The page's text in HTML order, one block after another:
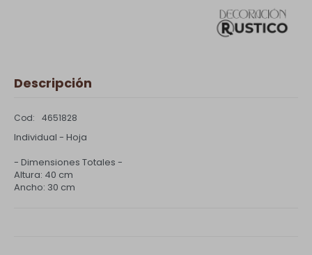
Descripción
4651828
Individual - Hoja
- Dimensiones Totales -
Altura: 40 cm
Ancho: 30 cm